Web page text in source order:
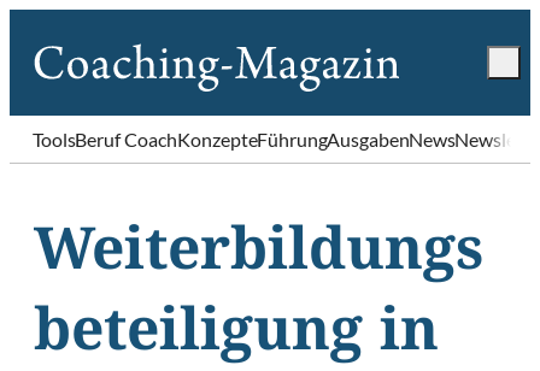
ToolsBeruf CoachKonzepteFührungAusgabenNews
Weiterbildungs
beteiligung in